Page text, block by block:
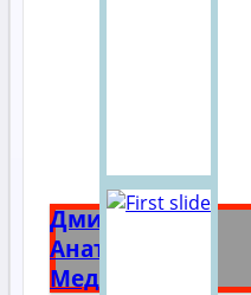
Дмитрий
Анатольевич
Медведев